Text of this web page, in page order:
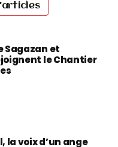
Sagazan et
le Chantier
la voix d’un ange